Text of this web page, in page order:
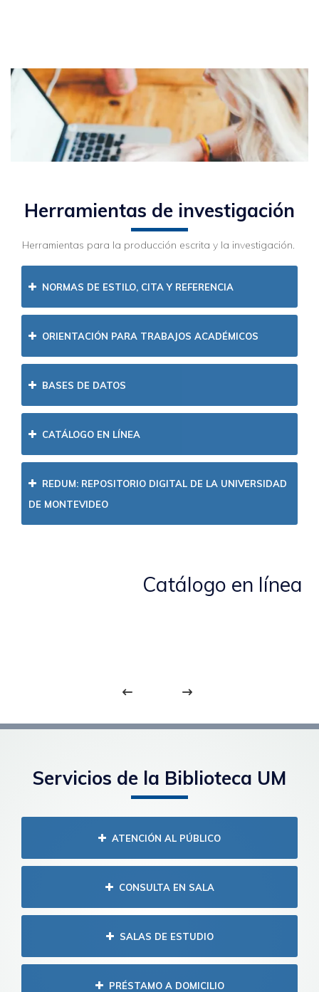
Herramientas de investigación
Herramientas para la producción escrita y la investigación.
NORMAS DE ESTILO, CITA Y REFERENCIA
ORIENTACIÓN PARA TRABAJOS ACADÉMICOS
BASES DE DATOS
CATÁLOGO EN LÍNEA
REDUM: REPOSITORIO DIGITAL DE LA UNIVERSIDAD
DE MONTEVIDEO
Servicios de la Biblioteca UM
ATENCIÓN AL PÚBLICO
CONSULTA EN SALA
SALAS DE ESTUDIO
PRÉSTAMO A DOMICILIO